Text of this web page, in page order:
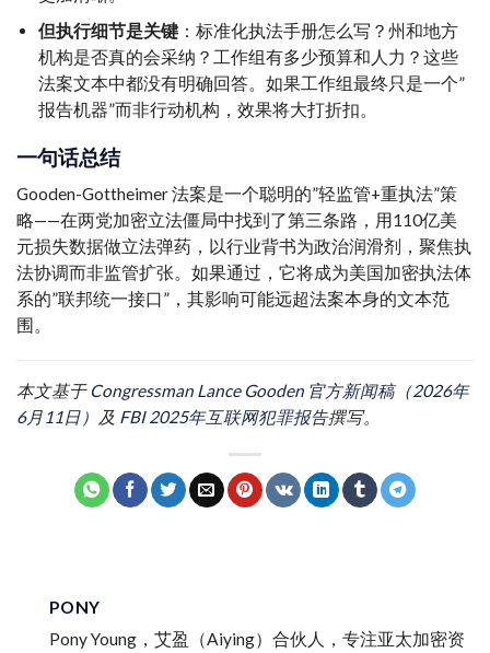
但执行细节是关键 ：标准化执法手册怎么写？州和地方
机构是否真的会采纳？工作组有多少预算和人力？这些
法案文本中都没有明确回答。如果工作组最终只是一个”
报告机器”而非行动机构，效果将大打折扣。
一句话总结
Gooden-Gottheimer 法案是一个聪明的”轻监管+重执法”策
略——在两党加密立法僵局中找到了第三条路，用110亿美
元损失数据做立法弹药，以行业背书为政治润滑剂，聚焦执
法协调而非监管扩张。如果通过，它将成为美国加密执法体
系的”联邦统一接口”，其影响可能远超法案本身的文本范
围。
本文基于Congressman Lance Gooden 官方新闻稿（2026年
6月11日）
及 FBI 2025年互联网犯罪报告撰写。
PONY
Pony Young，艾盈（Aiying）合伙人，专注亚太加密资